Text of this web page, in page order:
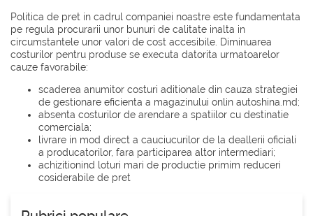
Politica de pret in cadrul companiei noastre este fundamentata
pe regula procurarii unor bunuri de calitate inalta in
circumstantele unor valori de cost accesibile. Diminuarea
costurilor pentru produse se executa datorita urmatoarelor
cauze favorabile:
scaderea anumitor costuri aditionale din cauza strategiei
de gestionare eficienta a magazinului onlin autoshina.md;
absenta costurilor de arendare a spatiilor cu destinatie
comerciala;
livrare in mod direct a cauciucurilor de la deallerii oficiali
a producatorilor, fara participarea altor intermediari;
achizitionind loturi mari de productie primim reduceri
cosiderabile de pret